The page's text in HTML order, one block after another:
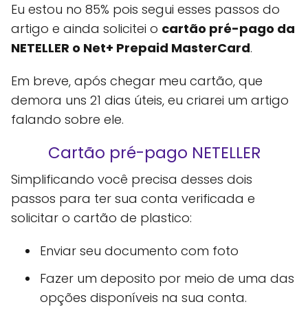
Eu estou no 85% pois segui esses passos do
artigo e ainda solicitei o cartão pré-pago da
NETELLER o Net+ Prepaid MasterCard.
Em breve, após chegar meu cartão, que
demora uns 21 dias úteis, eu criarei um artigo
falando sobre ele.
Cartão pré-pago NETELLER
Simplificando você precisa desses dois
passos para ter sua conta verificada e
solicitar o cartão de plastico:
Enviar seu documento com foto
Fazer um deposito por meio de uma das
opções disponíveis na sua conta.